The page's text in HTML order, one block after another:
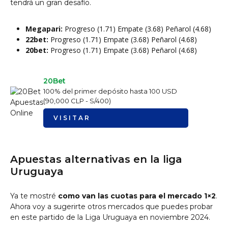
tendrá un gran desafío.
Megapari: Progreso (1.71) Empate (3.68) Peñarol (4.68)
22bet: Progreso (1.71) Empate (3.68) Peñarol (4.68)
20bet: Progreso (1.71) Empate (3.68) Peñarol (4.68)
20Bet
100% del primer depósito hasta 100 USD
(90,000 CLP - S/400)
VISITAR
Apuestas alternativas en la liga
Uruguaya
Ya te mostré como van las cuotas para el mercado 1×2.
Ahora voy a sugerirte otros mercados que puedes probar
en este partido de la Liga Uruguaya en noviembre 2024.